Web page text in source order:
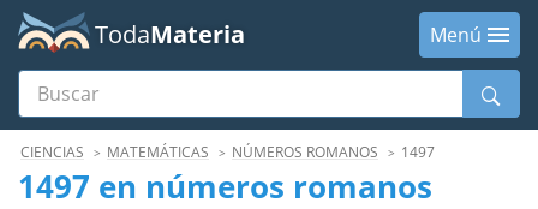
TodaMateria
Menú
Buscar
MenúCIENCIAS MATEMÁTICAS NÚMEROS ROMANOS 1497
1497 en números romanos